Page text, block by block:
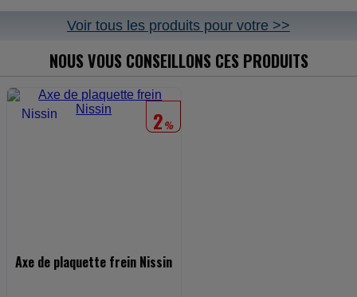
Voir tous les produits pour votre >>
NOUS VOUS CONSEILLONS CES PRODUITS
2%
Axe de plaquette frein Nissin